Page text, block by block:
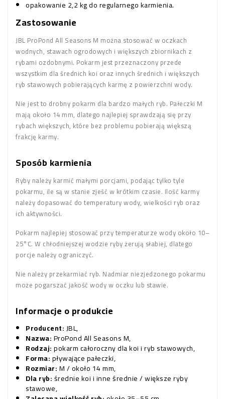
opakowanie 2,2 kg do regularnego karmienia.
Zastosowanie
JBL ProPond All Seasons M można stosować w oczkach
wodnych, stawach ogrodowych i większych zbiornikach z
rybami ozdobnymi. Pokarm jest przeznaczony przede
wszystkim dla średnich koi oraz innych średnich i większych
ryb stawowych pobierających karmę z powierzchni wody.
Nie jest to drobny pokarm dla bardzo małych ryb. Pałeczki M
mają około 14 mm, dlatego najlepiej sprawdzają się przy
rybach większych, które bez problemu pobierają większą
frakcję karmy.
Sposób karmienia
Ryby należy karmić małymi porcjami, podając tylko tyle
pokarmu, ile są w stanie zjeść w krótkim czasie. Ilość karmy
należy dopasować do temperatury wody, wielkości ryb oraz
ich aktywności.
Pokarm najlepiej stosować przy temperaturze wody około 10–
25°C. W chłodniejszej wodzie ryby żerują słabiej, dlatego
porcje należy ograniczyć.
Nie należy przekarmiać ryb. Nadmiar niezjedzonego pokarmu
może pogarszać jakość wody w oczku lub stawie.
Informacje o produkcie
Producent:JBL,
Nazwa:ProPond All Seasons M,
Rodzaj:pokarm całoroczny dla koi i ryb stawowych,
Forma:pływające pałeczki,
Rozmiar:M / około 14 mm,
Dla ryb:średnie koi i inne średnie / większe ryby
stawowe,